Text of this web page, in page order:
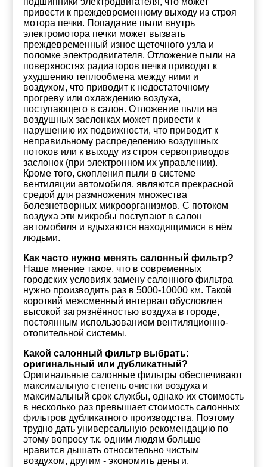
привести к преждевременному выходу из строя
мотора печки. Попадание пыли внутрь
электромотора печки может вызвать
преждевременный износ щеточного узла и
поломке электродвигателя. Отложение пыли на
поверхностях радиаторов печки приводит к
ухудшению теплообмена между ними и
воздухом, что приводит к недостаточному
прогреву или охлаждению воздуха,
поступающего в салон. Отложение пыли на
воздушных заслонках может привести к
нарушению их подвижности, что приводит к
неправильному распределению воздушных
потоков или к выходу из строя сервоприводов
заслонок (при электронном их управлении).
Кроме того, скопления пыли в системе
вентиляции автомобиля, являются прекрасной
средой для размножения множества
болезнетворных микроорганизмов. С потоком
воздуха эти микробы поступают в салон
автомобиля и вдыхаются находящимися в нём
людьми.
Как часто нужно менять салонный фильтр?
Наше мнение такое, что в современных
городских условиях замену салонного фильтра
нужно производить раз в 5000-10000 км. Такой
короткий межсменный интервал обусловлен
высокой загрязнённостью воздуха в городе,
постоянным использованием вентиляционно-
отопительной системы.
Какой салонный фильтр выбрать:
оригинальный или дубликатный?
Оригинальные салонные фильтры обеспечивают
максимальную степень очистки воздуха и
максимальный срок службы, однако их стоимость
в несколько раз превышает стоимость салонных
фильтров дубликатного производства. Поэтому
трудно дать универсальную рекомендацию по
этому вопросу т.к. одним людям больше
нравится дышать относительно чистым
воздухом, другим - экономить деньги.